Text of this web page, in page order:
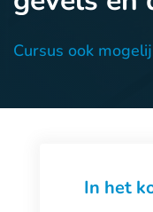
Cursus ook
In het